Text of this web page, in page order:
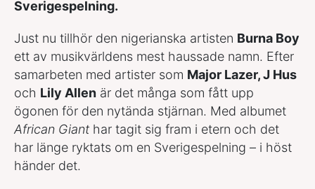
Sverigespelning.
Just nu tillhör den nigerianska artisten Burna Boy
ett av musikvärldens mest haussade namn. Efter
samarbeten med artister som Major Lazer, J Hus
och Lily Allen är det många som fått upp
ögonen för den nytända stjärnan. Med albumet
African Giant har tagit sig fram i etern och det
har länge ryktats om en Sverigespelning – i höst
händer det.